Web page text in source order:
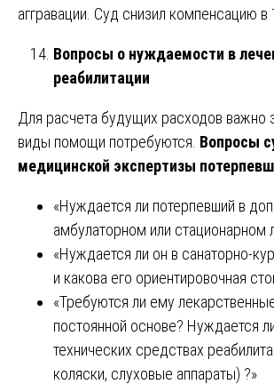
аггравации. Суд снизил компенсацию
Вопросы о нуждаемости в
реабилитации
Для расчета будущих расходов важно
виды помощи потребуются. Вопросы
медицинской экспертизы
«Нуждается ли потерпевший в
амбулаторном или стационарном
«Нуждается ли он в санаторно-
и какова его ориентировочная
«Требуются ли ему
постоянной основе? Нуждается
технических средствах
коляски, слуховые аппараты) ?»